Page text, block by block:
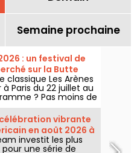
Semaine prochaine
: un festival de
sur la Butte
classique Les Arènes
Paris du 22 juillet au
? Pas moins de
sein des Arènes de
pour écouter
vibrante
en août 2026 à
investit les plus
pour une série de